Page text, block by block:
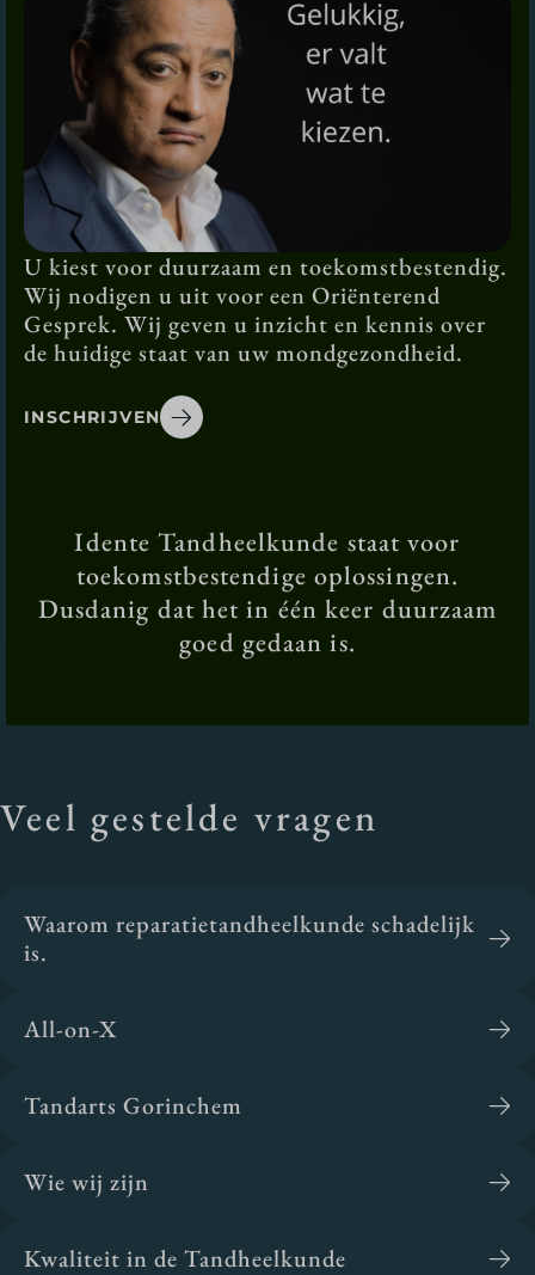
U kiest voor duurzaam en toekomstbestendig.
Wij nodigen u uit voor een Oriënterend
Gesprek. Wij geven u inzicht en kennis over
de huidige staat van uw mondgezondheid.
INSCHRIJVEN
Idente Tandheelkunde staat voor
toekomstbestendige oplossingen.
Dusdanig dat het in één keer duurzaam
goed gedaan is.
Veel gestelde vragen
Waarom reparatietandheelkunde schadelijk
is.
All-on-X
Tandarts Gorinchem
Wie wij zijn
Kwaliteit in de Tandheelkunde